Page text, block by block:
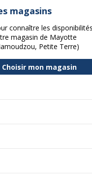
magasins
connaître les
magasin de Mayotte
Petite Terre)
Choisir mon magasin